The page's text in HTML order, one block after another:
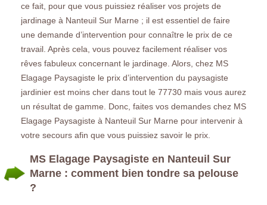
ce fait, pour que vous puissiez réaliser vos projets de
jardinage à Nanteuil Sur Marne ; il est essentiel de faire
une demande d’intervention pour connaître le prix de ce
travail. Après cela, vous pouvez facilement réaliser vos
rêves fabuleux concernant le jardinage. Alors, chez MS
Elagage Paysagiste le prix d’intervention du paysagiste
jardinier est moins cher dans tout le 77730 mais vous aurez
un résultat de gamme. Donc, faites vos demandes chez MS
Elagage Paysagiste à Nanteuil Sur Marne pour intervenir à
votre secours afin que vous puissiez savoir le prix.
MS Elagage Paysagiste en Nanteuil Sur
Marne : comment bien tondre sa pelouse
?